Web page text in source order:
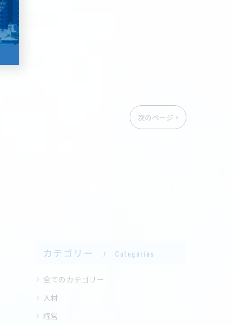
次のページ >
カテゴリー Categories
全てのカテゴリー
人材
経営